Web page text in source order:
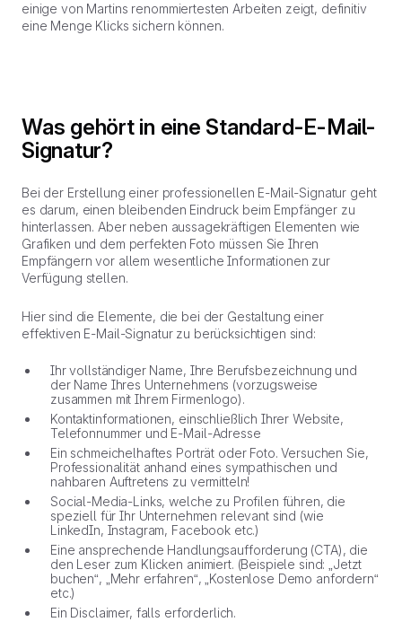
einige von Martins renommiertesten Arbeiten zeigt, definitiv
eine Menge Klicks sichern können.
Was gehört in eine Standard-E-Mail-
Signatur?
Bei der Erstellung einer professionellen E-Mail-Signatur geht
es darum, einen bleibenden Eindruck beim Empfänger zu
hinterlassen. Aber neben aussagekräftigen Elementen wie
Grafiken und dem perfekten Foto müssen Sie Ihren
Empfängern vor allem wesentliche Informationen zur
Verfügung stellen.
Hier sind die Elemente, die bei der Gestaltung einer
effektiven E-Mail-Signatur zu berücksichtigen sind:
Ihr vollständiger Name, Ihre Berufsbezeichnung und
der Name Ihres Unternehmens (vorzugsweise
zusammen mit Ihrem Firmenlogo).
Kontaktinformationen, einschließlich Ihrer Website,
Telefonnummer und E-Mail-Adresse
Ein schmeichelhaftes Porträt oder Foto. Versuchen Sie,
Professionalität anhand eines sympathischen und
nahbaren Auftretens zu vermitteln!
Social-Media-Links, welche zu Profilen führen, die
speziell für Ihr Unternehmen relevant sind (wie
LinkedIn, Instagram, Facebook etc.)
Eine ansprechende Handlungsaufforderung (CTA), die
den Leser zum Klicken animiert. (Beispiele sind: „Jetzt
buchen“, „Mehr erfahren“, „Kostenlose Demo anfordern“
etc.)
Ein Disclaimer, falls erforderlich.